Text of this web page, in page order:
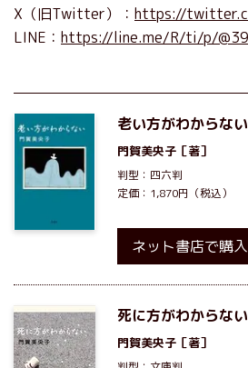
X（旧Twitter）： https://
LINE： https://line.me/R/ti/p/
老い方がわからない
門賀美央子 ［著］
判型：四六判
定価：1,870円（税込）
ネット書店で購
死に方がわからない
門賀美央子 ［著］